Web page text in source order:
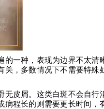
的一种，表现为边界不太清
，多数情况下不需要特殊
皮屑。这类白斑不会自行
病程长的则需要更长时间，